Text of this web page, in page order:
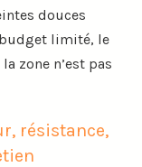
douces
limité, le
zone n’est pas
résistance,